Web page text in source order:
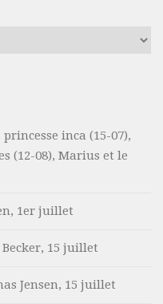
inca (15-07),
(12-08), Marius et le
1er juillet
15 juillet
Jensen, 15 juillet